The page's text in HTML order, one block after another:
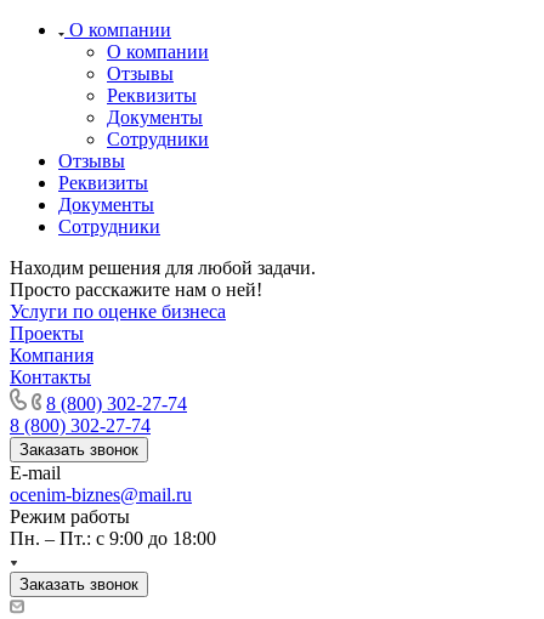
О компании
О компании
Отзывы
Реквизиты
Документы
Сотрудники
Отзывы
Реквизиты
Документы
Сотрудники
Находим решения для любой задачи.
Просто расскажите нам о ней!
Услуги по оценке бизнеса
Проекты
Компания
Контакты
8 (800) 302-27-74
8 (800) 302-27-74
Заказать звонок
E-mail
ocenim-biznes@mail.ru
Режим работы
Пн. – Пт.: с 9:00 до 18:00
Заказать звонок
Гуково
Гусь-Хрустальный
Дербент
Джанкой
Дзержинск
Дзержинский
Димитровград
Дмитров
Долгопрудный
Домодедово
Донецк
Дубна
Дюртюли
Евпатория
Егорьевск
Ейск
Екатеринбург
Елабуга